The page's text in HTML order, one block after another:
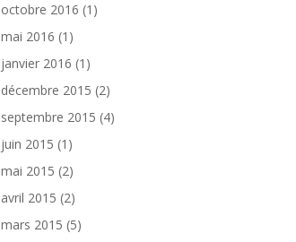
octobre 2016 (1)
mai 2016 (1)
janvier 2016 (1)
décembre 2015 (2)
septembre 2015 (4)
juin 2015 (1)
mai 2015 (2)
avril 2015 (2)
mars 2015 (5)